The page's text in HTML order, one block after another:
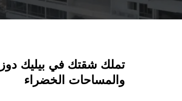
تملك شقتك في بيليك
والمساحات الخضراء